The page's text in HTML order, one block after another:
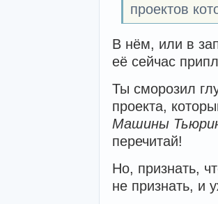
проектов
В нём, или в
её сейчас
Ты сморозил
проекта,
Машины
перечитай!
Но, признать,
не признать, и